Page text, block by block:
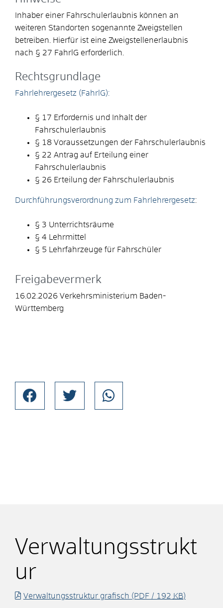
Inhaber einer Fahrschulerlaubnis können an
weiteren Standorten sogenannte Zweigstellen
betreiben. Hierfür ist eine Zweigstellenerlaubnis
nach § 27 FahrlG erforderlich.
Rechtsgrundlage
Fahrlehrergesetz (FahrlG):
§ 17 Erfordernis und Inhalt der
Fahrschulerlaubnis
§ 18 Voraussetzungen der Fahrschulerlaubnis
§ 22 Antrag auf Erteilung einer
Fahrschulerlaubnis
§ 26 Erteilung der Fahrschulerlaubnis
Durchführungsverordnung zum Fahrlehrergesetz:
§ 3 Unterrichtsräume
§ 4 Lehrmittel
§ 5 Lehrfahrzeuge für Fahrschüler
Freigabevermerk
16.02.2026 Verkehrsministerium Baden-
Württemberg
Verwaltungsstrukt
ur
Verwaltungsstruktur grafisch (PDF / 192 KB)